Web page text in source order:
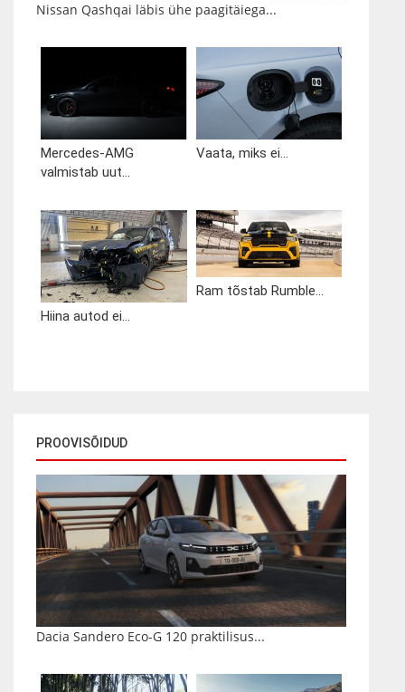
Nissan Qashqai läbis ühe paagitäiega...
Mercedes-AMG
valmistab uut...
Vaata, miks ei...
Hiina autod ei...
Ram tõstab Rumble...
PROOVISÕIDUD
Dacia Sandero Eco-G 120 praktilisus...